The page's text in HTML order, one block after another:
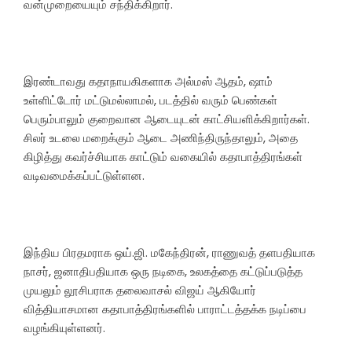
வன்முறையையும் சந்திக்கிறார்.
இரண்டாவது கதாநாயகிகளாக அல்மஸ் ஆதம், ஷாம்
உள்ளிட்டோர் மட்டுமல்லாமல், படத்தில் வரும் பெண்கள்
பெரும்பாலும் குறைவான ஆடையுடன் காட்சியளிக்கிறார்கள்.
சிலர் உடலை மறைக்கும் ஆடை அணிந்திருந்தாலும், அதை
கிழித்து கவர்ச்சியாக காட்டும் வகையில் கதாபாத்திரங்கள்
வடிவமைக்கப்பட்டுள்ளன.
இந்திய பிரதமராக ஒய்.ஜி. மகேந்திரன், ராணுவத் தளபதியாக
நாசர், ஜனாதிபதியாக ஒரு நடிகை, உலகத்தை கட்டுப்படுத்த
முயலும் லூசிபராக தலைவாசல் விஜய் ஆகியோர்
வித்தியாசமான கதாபாத்திரங்களில் பாராட்டத்தக்க நடிப்பை
வழங்கியுள்ளனர்.